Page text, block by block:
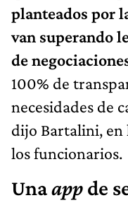
planteados por
van superando
de
100% de
necesidades de
dijo Bartalini, en
los funcionarios.
Unaapp de